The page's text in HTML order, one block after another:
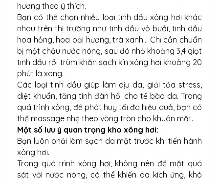
hương theo ý thích.
Bạn có thể chọn nhiều loại tinh dầu xông hơi khác
nhau trên thị trường như tinh dầu vỏ bưởi, tinh dầu
hoa hồng, hoa oải hương, trà xanh... Chỉ cần chuẩn
bị một chậu nước nóng, sau đó nhỏ khoảng 3,4 giọt
tinh dầu rồi trùm khăn sạch kín xông hơi khoảng 20
phút là xong.
Các loại tinh dầu giúp làm dịu da, giải tỏa stress,
diệt khuẩn, tăng tính đàn hồi cho tế bào da. Trong
quá trình xông, để phát huy tối đa hiệu quả, bạn có
thể massage nhẹ theo vòng tròn cho khuôn mặt.
Một số lưu ý quan trọng kho xông hơi:
Bạn luôn phải làm sạch da mặt trước khi tiến hành
xông hơi.
Trong quá trình xông hơi, không nên để mặt quá
sát với nước nóng, có thể khiến da kích ứng, khó